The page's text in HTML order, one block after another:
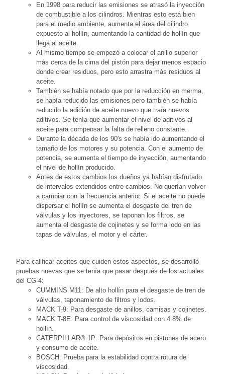
En 1998 para reducir las emisiones se atrasó la inyección
de combustible a los cilindros. Mientras esto está bien
para el medio ambiente, aumenta el área del cilindro
expuesto al hollín, aumentando la cantidad de hollín que
llega al aceite.
Al mismo tiempo se empezó a colocar el anillo superior
más cerca de la cima del pistón para dejar menos espacio
donde crear residuos, pero esto arrastra más residuos al
aceite.
También se había notado que por la reducción en merma,
se había reducido las emisiones pero también se había
reducido la adición de aceite nuevo que traía nuevos
aditivos. Se tenía que aumentar el nivel de aditivos al
aceite para compensar la falta de relleno constante.
Durante la década de los 90's se había ido aumentando el
tamaño de los motores y su potencia. Con el aumento de
potencia, se aumenta el tiempo de inyección, aumentando
el nivel de hollín producido.
Antes de estos cambios los dueños ya habían disfrutado
de intervalos extendidos entre cambios. No querían volver
a cambiar con la frecuencia anterior. Si el aceite no puede
dispersar el hollín se aumenta el desgaste del tren de
válvulas y los inyectores, se taponan los filtros, se
aumenta el desgaste de cojinetes y se forma lodo en las
tapas de válvulas, el motor y el cárter.
Para calificar aceites que cuiden estos aspectos, se desarrolló
pruebas nuevas que se tenía que pasar después de los actuales
del CG-4:
CUMMINS M11: De alto hollín para el desgaste de tren de
válvulas, taponamiento de filtros y lodos.
MACK T-9: Para desgaste de anillos, camisas y cojinetes.
MACK T-8E: Para control de viscosidad con 4.8% de
hollín.
CATERPILLAR® 1P: Para depósitos en pistones de acero
y consumo de aceite.
BOSCH: Prueba para la estabilidad contra rotura de
viscosidad.